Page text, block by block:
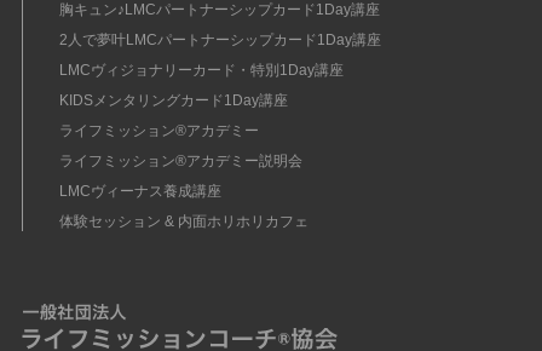
胸キュン♪LMCパートナーシップカード1Day講座
2人で夢叶LMCパートナーシップカード1Day講座
LMCヴィジョナリーカード・特別1Day講座
KIDSメンタリングカード1Day講座
ライフミッション®︎アカデミー
ライフミッション®︎アカデミー説明会
LMCヴィーナス養成講座
体験セッション & 内面ホリホリカフェ